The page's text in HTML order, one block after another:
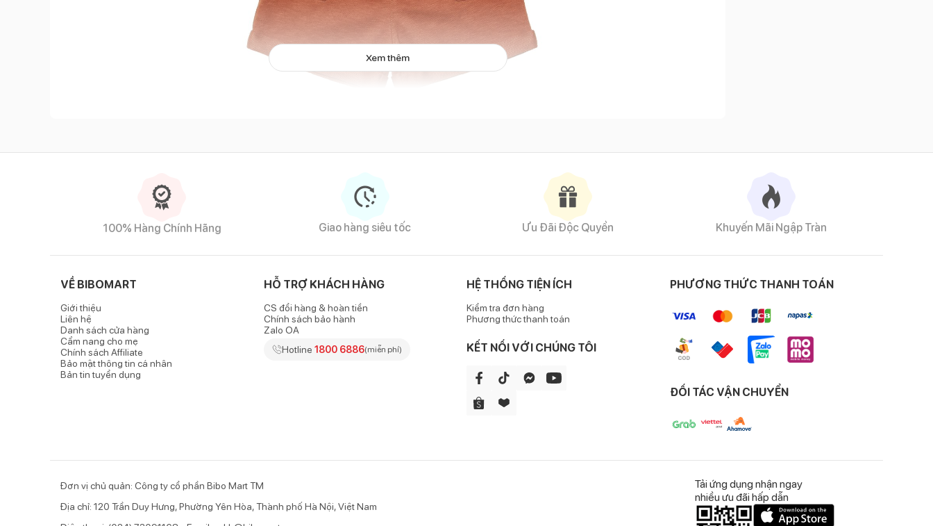
Quần sooc bé trai Chong Chóng
31634 nâu được sản xuất từ 72% bamboo, 25% cotton, 32% spandex. Nhờ vậy, sản phẩm có độ mềm mại,
thông thoáng và thấm hút mồ hôi tốt giúp bé vận động thoải mái mà không hề gây khó chịu, bí bách. là khi tham gia các hoạt động vui chơi, vận
động mạnh.
- Được thiết kế dành riêng cho các bé trai, quần sooc Chong Chóng 31634 đen có phom dáng khỏe khoắn, năng động với túi chéo hai bên,
thiết kế bo gấu thời trang tạo điểm nhấn.
- Ống quần rộng rãi giúp bé dễ dàng vận động và vui chơi một cách thoải mái .
- Phần cạp chun có độ co giãn tốt, vừa vặn với vòng bụng của bé, đồng thời không gây bí bách hay tạo vết hằn khiến bé khó chịu.
Dễ dàng trong việc phối đồ
Với phom dáng thời trang cùng màu sắc cơ bản, quần sooc bé trai Chong Chóng là một trong những item dễ dàng phối đồ với đa dạng lựa
Xem thêm
100% Hàng Chính Hãng Giao hàng siêu tốc Ưu Đãi Độc Quyền Khuyến Mãi Ngập Tràn
VỀ BIBOMART
Giới thiệu
Liên hệ
Danh sách cửa hàng
Cẩm nang cho mẹ
Chính sách Affiliate
Bảo mật thông tin cá nhân
Bản tin tuyển dụng
HỖ TRỢ KHÁCH HÀNG
CS đổi hàng & hoàn tiền
Chính sách bảo hành
Zalo OA
Hotline 1800 6886(miễn phí)
HỆ THỐNG TIỆN ÍCH
Kiểm tra đơn hàng
Phương thức thanh toán
KẾT NỐI VỚI CHÚNG TÔI
PHƯƠNG THỨC THANH TOÁN
ĐỐI TÁC VẬN CHUYỂN
Đơn vị chủ quản: Công ty cổ phần Bibo Mart TM
Địa chỉ: 120 Trần Duy Hưng, Phường Yên Hòa, Thành phố Hà Nội, Việt Nam
Tải ứng dụng nhận ngay
nhiều ưu đãi hấp dẫn